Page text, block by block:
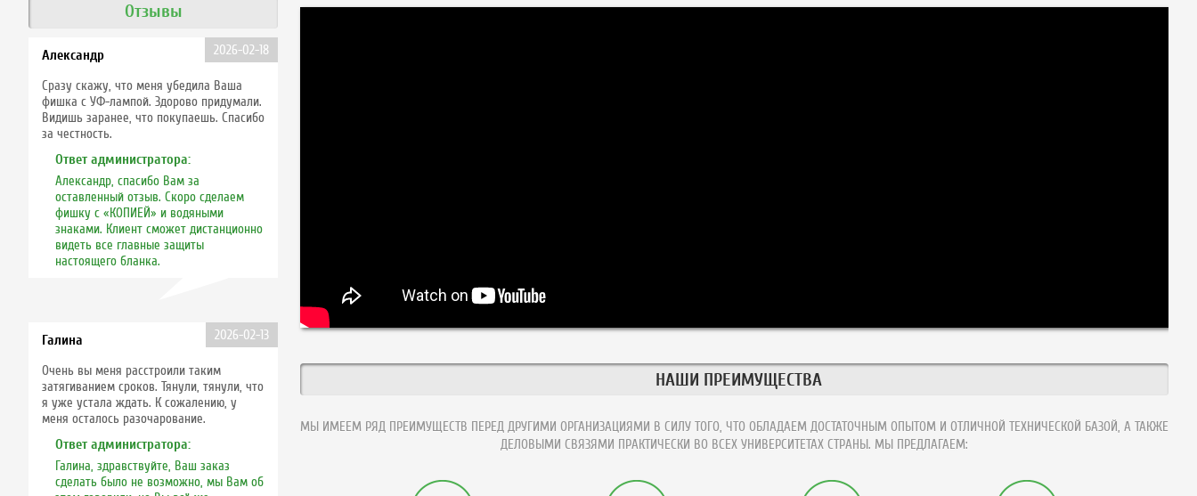
НАШИ ПРЕИМУЩЕСТВА
МЫ ИМЕЕМ РЯД ПРЕИМУЩЕСТВ ПЕРЕД ДРУГИМИ ОРГАНИЗАЦИЯМИ В СИЛУ ТОГО, ЧТО ОБЛАДАЕМ ДОСТАТОЧНЫМ ОПЫТОМ И ОТЛИЧНОЙ ТЕХНИЧЕСКОЙ БАЗОЙ, А ТАКЖЕ
ДЕЛОВЫМИ СВЯЗЯМИ ПРАКТИЧЕСКИ ВО ВСЕХ УНИВЕРСИТЕТАХ СТРАНЫ. МЫ ПРЕДЛАГАЕМ:
Отзывы
Александр 2026-02-18
Сразу скажу, что меня убедила Ваша
фишка с УФ-лампой. Здорово придумали.
Видишь заранее, что покупаешь. Спасибо
за честность.
Ответ администратора:
Александр, спасибо Вам за
оставленный отзыв. Скоро сделаем
фишку с «КОПИЕЙ» и водяными
знаками. Клиент сможет дистанционно
видеть все главные защиты
настоящего бланка.
Галина 2026-02-13
Очень вы меня расстроили таким
затягиванием сроков. Тянули, тянули, что
я уже устала ждать. К сожалению, у
меня осталось разочарование.
Ответ администратора:
Галина, здравствуйте, Ваш заказ
сделать было не возможно, мы Вам об